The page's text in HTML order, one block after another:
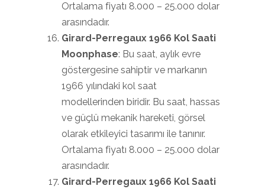
Ortalama fiyatı 8.000 – 25.000 dolar
arasındadır.
Girard-Perregaux 1966 Kol Saati
Moonphase: Bu saat, aylık evre
göstergesine sahiptir ve markanın
1966 yılındaki kol saat
modellerinden biridir. Bu saat, hassas
ve güçlü mekanik hareketi, görsel
olarak etkileyici tasarımı ile tanınır.
Ortalama fiyatı 8.000 – 25.000 dolar
arasındadır.
Girard-Perregaux 1966 Kol Saati